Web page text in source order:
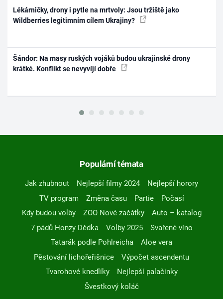
Lékárničky, drony i pytle na mrtvoly: Jsou tržiště jako
Wildberries legitimním cílem Ukrajiny?
Šándor: Na masy ruských vojáků budou ukrajinské drony
krátké. Konflikt se nevyvíjí dobře
Populární témata
Jak zhubnout Nejlepší filmy 2024
Nejlepší horory
TV program
Změna času Partie
Počasí
Kdy budou volby
ZOO Nové začátky
Auto – katalog
7 pádů Honzy Dědka
Volby 2025
Svařené víno
Tatarák podle Pohlreicha
Aloe vera
Pěstování lichořeřišnice
Výpočet ascendentu
Tvarohové knedlíky
Nejlepší palačinky
Švestkový koláč